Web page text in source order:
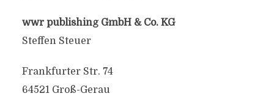
wwr publishing GmbH & Co. KG
Steffen Steuer
Frankfurter Str. 74
64521 Groß-Gerau